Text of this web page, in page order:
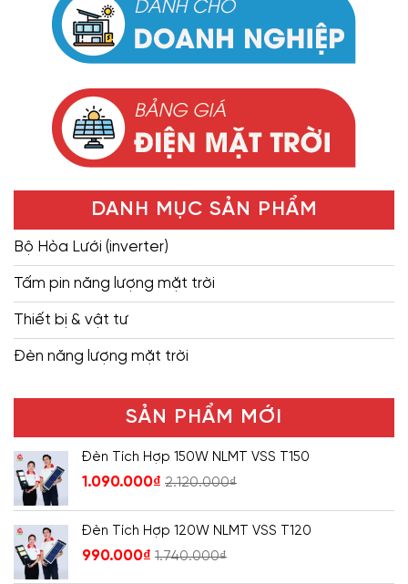
DANH MỤC SẢN PHẨM
Bộ Hòa Lưới (inverter)
Tấm pin năng lượng mặt trời
Thiết bị & vật tư
Đèn năng lượng mặt trời
SẢN PHẨM MỚI
Đèn Tích Hợp 150W NLMT VSS T150
1.090.000₫ 2.120.000₫
Đèn Tích Hợp 120W NLMT VSS T120
990.000₫ 1.740.000₫